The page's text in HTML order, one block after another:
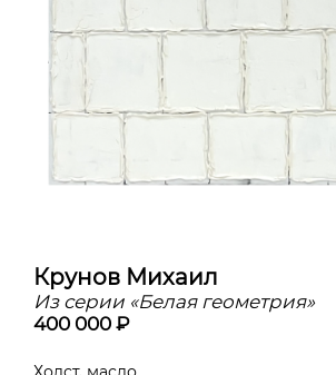
Крунов Михаил
Из серии «Белая геометрия»
400 000 ₽